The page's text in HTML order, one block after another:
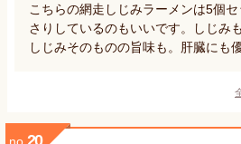
こちらの網走しじみラーメンは5個
さりしているのもいいです。しじみ
しじみそのものの旨味も。肝臓にも
20